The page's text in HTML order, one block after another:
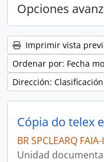
Opciones
Imprimir vista
Ordenar por: Fecha
Dirección:
Cópia do telex
BR SPCLEARQ
Unidad